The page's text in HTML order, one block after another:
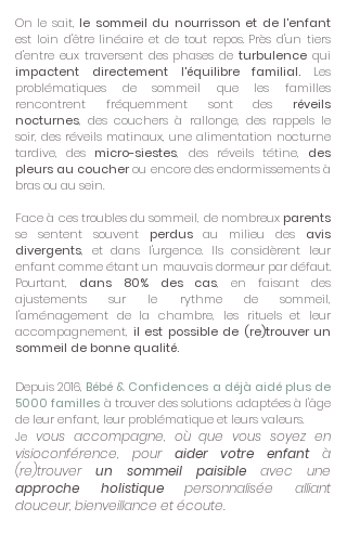
On le sait, le sommeil du nourrisson et de l'enfant
est loin d'être linéaire et de tout repos. Près d'un tiers
d'entre eux traversent des phases deturbulence qui
impactent directement l'équilibre familial. Les
problématiques de sommeil que les familles
rencontrent fréquemment sont des réveils
nocturnes, des couchers à rallonge, des rappels le
soir, des réveils matinaux, une alimentation nocturne
tardive, des micro-siestes, des réveils tétine, des
pleurs au coucherou encore des endormissements à
bras ou au sein.
Face à ces troubles du sommeil, de nombreux parents
se sentent souvent perdusau milieu des avis
divergents, et dans l'urgence. Ils considèrent leur
enfant comme étant un mauvais dormeur par défaut.
Pourtant, dans 80% des cas, en faisant des
ajustements sur le rythme de sommeil,
l'aménagement de la chambre, les rituels et leur
accompagnement, il est possible de (re)trouver un
sommeil de bonne qualité.
Depuis 2016, Bébé & Confidences a déjà aidé plus de
5000 familles à trouver des solutions adaptées à l'âge
de leur enfant, leur problématique et leurs valeurs.
​Je vous accompagne, où que vous soyez en
visioconférence, pour aider votre enfantà
(re)trouver un sommeil paisible avec une
approche holistiquepersonnalisée alliant
douceur, bienveillance et écoute.